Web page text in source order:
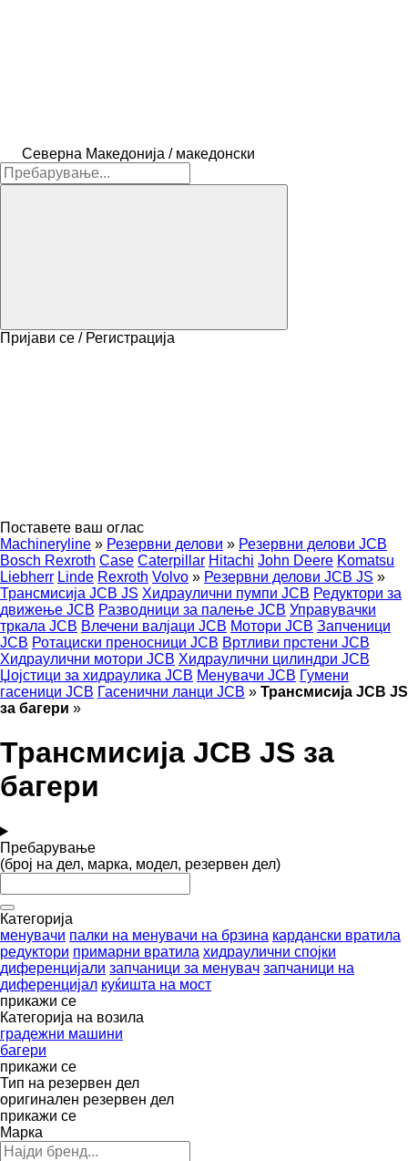
Северна Македонија / македонски
Пријави се / Регистрација
Поставете ваш оглас
Machineryline » Резервни делови » Резервни делови JCB
Bosch Rexroth Case Caterpillar Hitachi John Deere Komatsu
Liebherr Linde Rexroth Volvo » Резервни делови JCB JS »
Трансмисија JCB JS Хидраулични пумпи JCB Редуктори за
движење JCB Разводници за палење JCB Управувачки
тркала JCB Влечени валјаци JCB Мотори JCB Запченици
JCB Ротациски преносници JCB Вртливи прстени JCB
Хидраулични мотори JCB Хидраулични цилиндри JCB
Џојстици за хидраулика JCB Менувачи JCB Гумени
гасеници JCB Гасенични ланци JCB » Трансмисија JCB JS
за багери »
Трансмисија JCB JS за
багери
Пребарување
(број на дел, марка, модел, резервен дел)
Категорија
менувачи палки на менувачи на брзина кардански вратила
редуктори примарни вратила хидраулични спојки
диференцијали запчаници за менувач запчаници на
диференцијал куќишта на мост
прикажи се
Категорија на возила
градежни машини
багери
прикажи се
Тип на резервен дел
оригинален резервен дел
прикажи се
Марка